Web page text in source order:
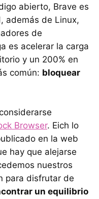
abierto, Brave es
además de Linux,
de
es acelerar la carga
y un 200% en
común: bloquear
Browser. Eich lo
en la web
hay que alejarse
nuestros
para disfrutar de
un equilibrio